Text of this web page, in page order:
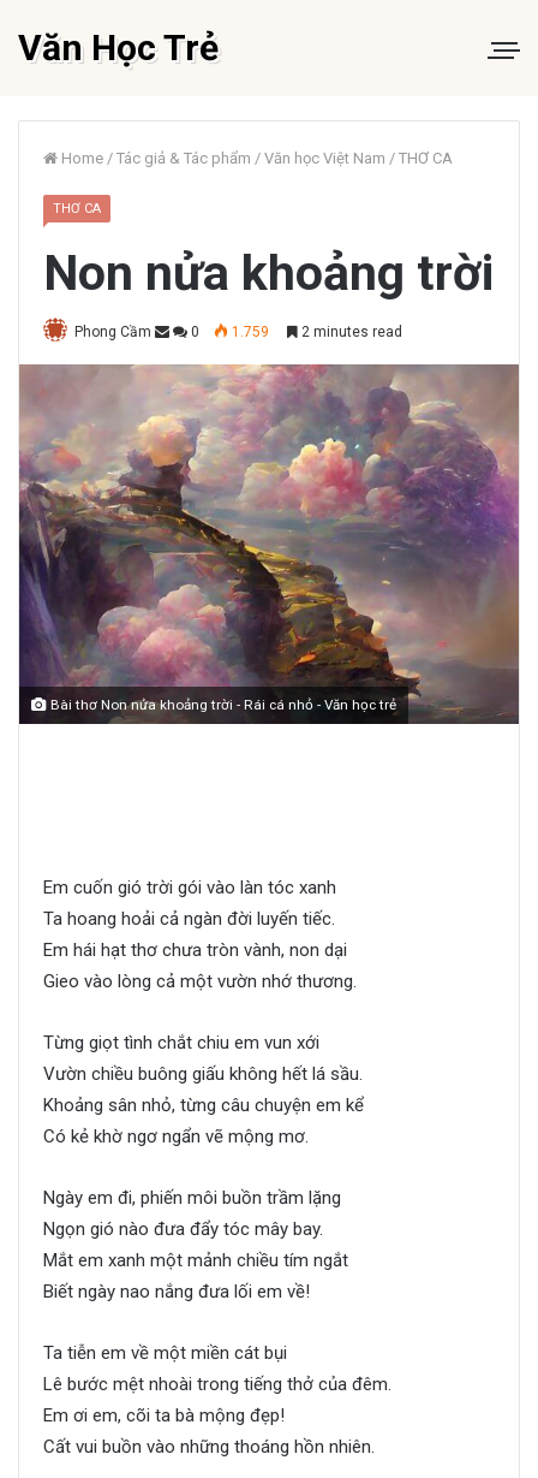
Văn Học Trẻ
Home / Tác giả & Tác phẩm / Văn học Việt Nam / THƠ CA
THƠ CA
Non nửa khoảng trời
Phong Cầm 0 1.759 2 minutes read
Bài thơ Non nửa khoảng trời - Rái cá nhỏ - Văn học trẻ
Em cuốn gió trời gói vào làn tóc xanh
Ta hoang hoải cả ngàn đời luyến tiếc.
Em hái hạt thơ chưa tròn vành, non dại
Gieo vào lòng cả một vườn nhớ thương.
Từng giọt tình chắt chiu em vun xới
Vườn chiều buông giấu không hết lá sầu.
Khoảng sân nhỏ, từng câu chuyện em kể
Có kẻ khờ ngơ ngẩn vẽ mộng mơ.
Ngày em đi, phiến môi buồn trầm lặng
Ngọn gió nào đưa đẩy tóc mây bay.
Mắt em xanh một mảnh chiều tím ngắt
Biết ngày nao nắng đưa lối em về!
Ta tiễn em về một miền cát bụi
Lê bước mệt nhoài trong tiếng thở của đêm.
Em ơi em, cõi ta bà mộng đẹp!
Cất vui buồn vào những thoáng hồn nhiên.